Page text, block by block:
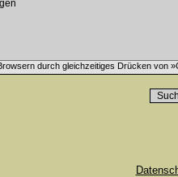
durch gleichzeitiges Drücken von